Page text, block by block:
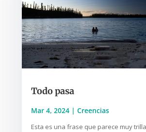
Todo pasa
Mar 4, 2024| Creencias
Esta es una frase que parece muy